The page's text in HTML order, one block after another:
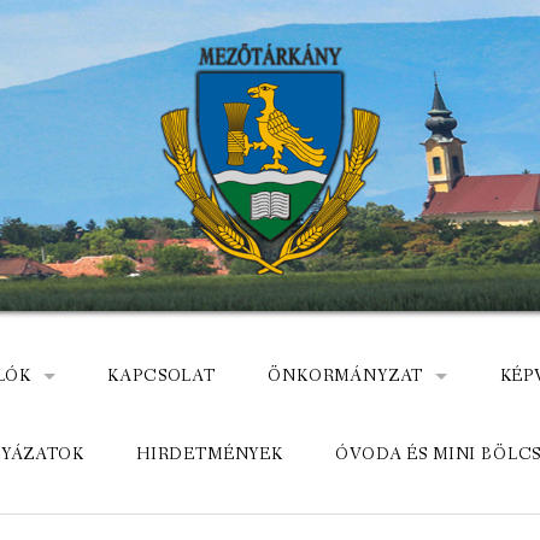
HEVES MEGYÉBEN, MEZÕTÁRKÁNYON
KAPCSOLAT ÖNKORMÁNYZAT
KÖZADATKERESŐ
HIRDETMÉNYEK ÓVODA ÉS MINI